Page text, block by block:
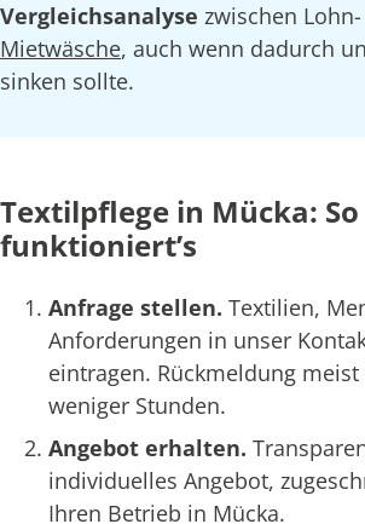
Vergleichsanalyse zwischen
Mietwäsche, auch wenn dadurch
sinken sollte.
Textilpflege in Mücka: So
funktioniert’s
Anfrage stellen. Textilien,
Anforderungen in unser
eintragen. Rückmeldung
weniger Stunden.
Angebot erhalten.
individuelles Angebot,
Ihren Betrieb in Mücka.